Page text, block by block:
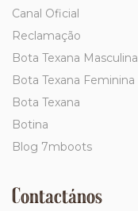
Canal Oficial
Reclamação
Bota Texana Masculina
Bota Texana Feminina
Bota Texana
Botina
Blog 7mboots
Contactános